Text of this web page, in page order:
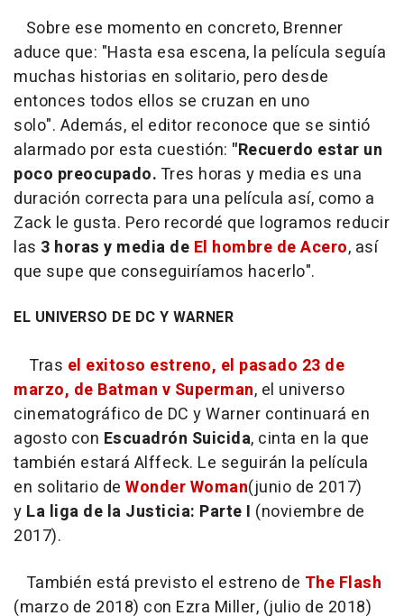
Sobre ese momento en concreto, Brenner
aduce que: "Hasta esa escena, la película seguía
muchas historias en solitario, pero desde
entonces todos ellos se cruzan en uno
solo". Además, el editor reconoce que se sintió
alarmado por esta cuestión: "Recuerdo estar un
poco preocupado. Tres horas y media es una
duración correcta para una película así, como a
Zack le gusta. Pero recordé que logramos reducir
las 3 horas y media de El hombre de Acero, así
que supe que conseguiríamos hacerlo".
EL UNIVERSO DE DC Y WARNER
Tras el exitoso estreno, el pasado 23 de
marzo, de Batman v Superman, el universo
cinematográfico de DC y Warner continuará en
agosto con Escuadrón Suicida, cinta en la que
también estará Alffeck. Le seguirán la película
en solitario de Wonder Woman(junio de 2017)
y La liga de la Justicia: Parte I (noviembre de
2017).
También está previsto el estreno de The Flash
(marzo de 2018) con Ezra Miller, (julio de 2018)